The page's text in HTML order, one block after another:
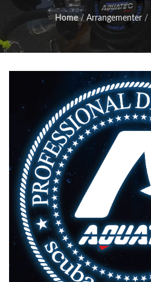
Home / Arrangementer /